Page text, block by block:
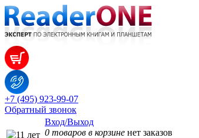
+7 (495) 923-99-07
Обратный звонок
Вход/Выход
0 товаров в корзине нет заказов